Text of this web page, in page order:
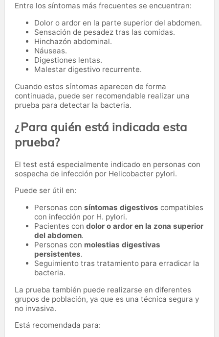
Entre los síntomas más frecuentes se encuentran:
Dolor o ardor en la parte superior del abdomen.
Sensación de pesadez tras las comidas.
Hinchazón abdominal.
Náuseas.
Digestiones lentas.
Malestar digestivo recurrente.
Cuando estos síntomas aparecen de forma
continuada, puede ser recomendable realizar una
prueba para detectar la bacteria.
¿Para quién está indicada esta
prueba?
El test está especialmente indicado en personas con
sospecha de infección por Helicobacter pylori.
Puede ser útil en:
Personas con síntomas digestivos compatibles
con infección por H. pylori.
Pacientes con dolor o ardor en la zona superior
del abdomen.
Personas con molestias digestivas
persistentes.
Seguimiento tras tratamiento para erradicar la
bacteria.
La prueba también puede realizarse en diferentes
grupos de población, ya que es una técnica segura y
no invasiva.
Está recomendada para: